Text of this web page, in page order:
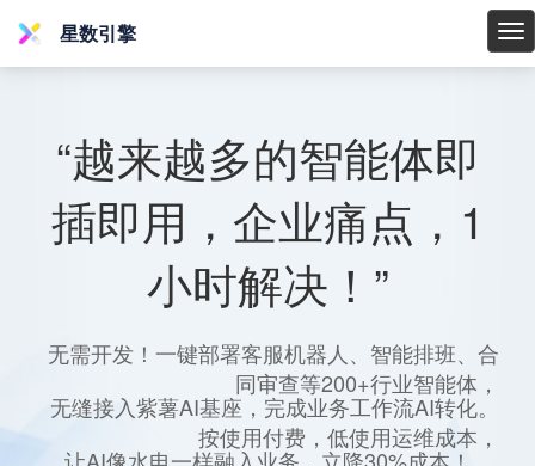
星
星数引擎
“越来越多的智能体即
插即用，企业痛点，1
小时解决！”
无需开发！一键部署客服机器人、智能排班、合
同审查等200+行业智能体，
无缝接入紫薯AI基座，完成业务工作流AI转化。
按使用付费，低使用运维成本，